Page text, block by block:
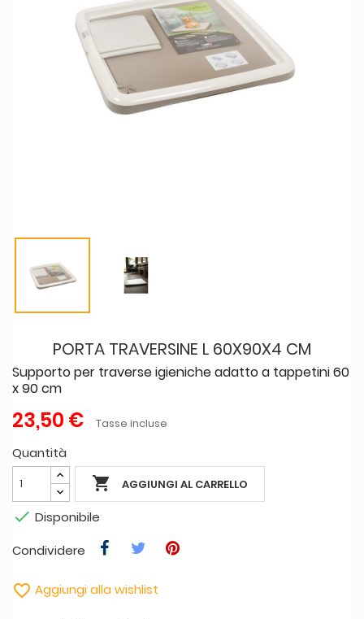
PORTA TRAVERSINE L 60X90X4 CM
Supporto per traverse igieniche adatto a tappetini 60
x 90 cm
23,50 € Tasse incluse
Quantità
 AGGIUNGI AL CARRELLO
 Disponibile
Condividere
 Aggiungi alla wishlist